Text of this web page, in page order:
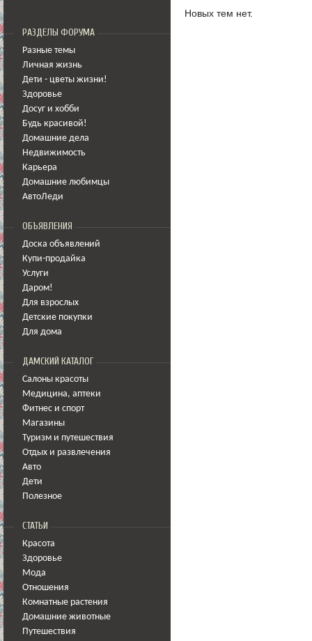
РАЗДЕЛЫ ФОРУМА
Разные темы
Личная жизнь
Дети - цветы жизни!
Здоровье
Досуг и хобби
Будь красивой!
Домашние дела
Недвижимость
Карьера
Домашние любимцы
АвтоЛеди
ОБЪЯВЛЕНИЯ
Доска объявлений
Купи-продайка
Услуги
Даром!
Для взрослых
Детские покупки
Для дома
ДАМСКИЙ КАТАЛОГ
Салоны красоты
Медицина, аптеки
Фитнес и спорт
Магазины
Туризм и путешествия
Отдых и развлечения
Авто
Дети
Полезное
СТАТЬИ
Красота
Здоровье
Мода
Отношения
Комнатные растения
Домашние животные
Путешествия
Новых тем нет.